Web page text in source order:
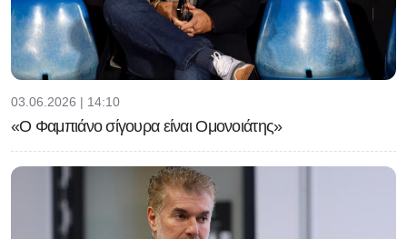
03.06.2026 | 14:10
«Ο Φαμπιάνο σίγουρα είναι Ομονοιάτης»